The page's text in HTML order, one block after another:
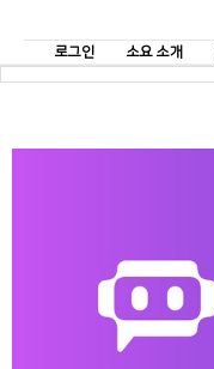
로그인
소요 소개